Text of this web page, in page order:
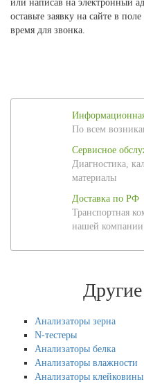
или написав на электронный
оставьте заявку на сайте в
время для звонка.
По всем
Сервисное
Диагностика,
материалы
Доставка по РФ
Транспортная
нашей компании
Анализаторы зерна
N-тестеры
Анализаторы белка
Анализаторы влажности
Анализаторы клейковины